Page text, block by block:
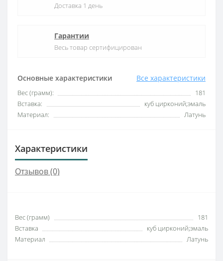
Основные характеристики Все характеристики
Вес (грамм):
181
Вставка:
куб цирконий;эмаль
Материал:
Латунь
Доставка 1 день
Гарантии
Весь товар сертифицирован
Характеристики
Отзывов (0)
Вес (грамм)
181
Вставка
куб цирконий;эмаль
Материал
Латунь